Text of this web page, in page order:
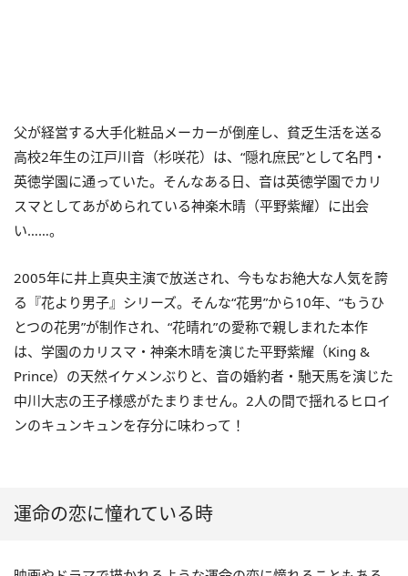
父が経営する大手化粧品メーカーが倒産し、貧乏生活を送る
高校2年生の江戸川音（杉咲花）は、“隠れ庶民”として名門・
英徳学園に通っていた。そんなある日、音は英徳学園でカリ
スマとしてあがめられている神楽木晴（平野紫耀）に出会
い……。
2005年に井上真央主演で放送され、今もなお絶大な人気を誇
る『花より男子』シリーズ。そんな“花男”から10年、“もうひ
とつの花男”が制作され、“花晴れ”の愛称で親しまれた本作
は、学園のカリスマ・神楽木晴を演じた平野紫耀（King &
Prince）の天然イケメンぶりと、音の婚約者・馳天馬を演じた
中川大志の王子様感がたまりません。2人の間で揺れるヒロイ
ンのキュンキュンを存分に味わって！
運命の恋に憧れている時